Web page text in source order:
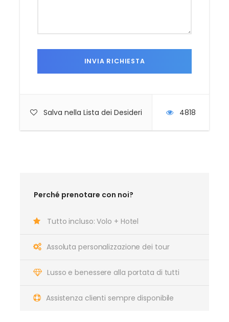
Salva nella Lista dei Desideri 4818
Perché prenotare con noi?
Tutto incluso: Volo + Hotel
Assoluta personalizzazione dei tour
Lusso e benessere alla portata di tutti
Assistenza clienti sempre disponibile